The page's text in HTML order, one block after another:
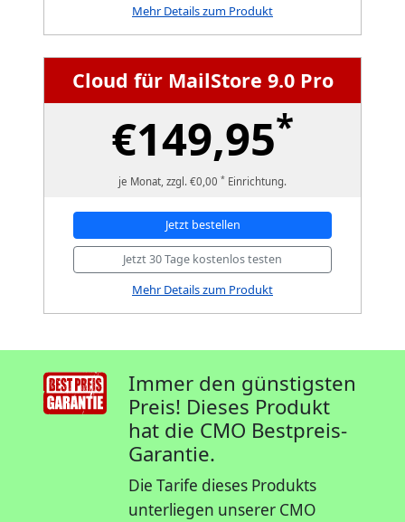
Mehr Details zum Produkt
Cloud für MailStore 9.0 Pro
€149,95*
je Monat, zzgl. €0,00 * Einrichtung.
Jetzt bestellen
Jetzt 30 Tage kostenlos testen
Mehr Details zum Produkt
Immer den günstigsten
Preis! Dieses Produkt
hat die CMO Bestpreis-
Garantie.
Die Tarife dieses Produkts
unterliegen unserer CMO